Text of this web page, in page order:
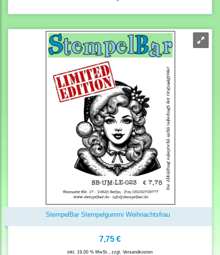
StempelBar Stempelgummi Weihnachtsfrau
7,75 €
inkl. 19,00 % MwSt., zzgl. Versandkosten